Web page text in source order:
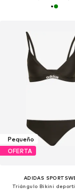
Pequeño
OFERTA
ADIDAS
Triángulo Bikini